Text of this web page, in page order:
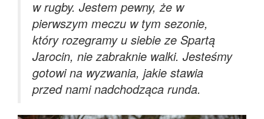
w rugby. Jestem pewny, że w
pierwszym meczu w tym sezonie,
który rozegramy u siebie ze Spartą
Jarocin, nie zabraknie walki. Jesteśmy
gotowi na wyzwania, jakie stawia
przed nami nadchodząca runda.